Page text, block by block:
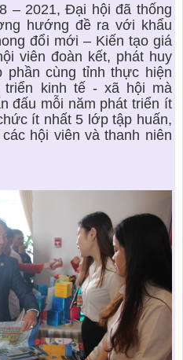
– 2021, Đại hội đã thống
hướng đề ra với khẩu
đổi mới – Kiến tạo giá
viên đoàn kết, phát huy
phần cùng tỉnh thực hiện
kinh tế - xã hội mà
đấu mỗi năm phát triển ít
ít nhất 5 lớp tập huấn,
hội viên và thanh niên